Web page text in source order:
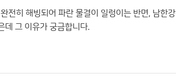
전히 해빙되어 파란 물결이 일렁이는 반면, 남한
데 그 이유가 궁금합니다.